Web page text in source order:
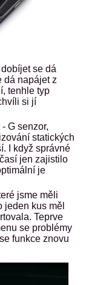
se dá
dá napájet z
tenhle typ
si jí
G senzor,
statických
I když správné
jen zajistilo
je
jsme měli
jeden kus měl
Teprve
se problémy
funkce znovu